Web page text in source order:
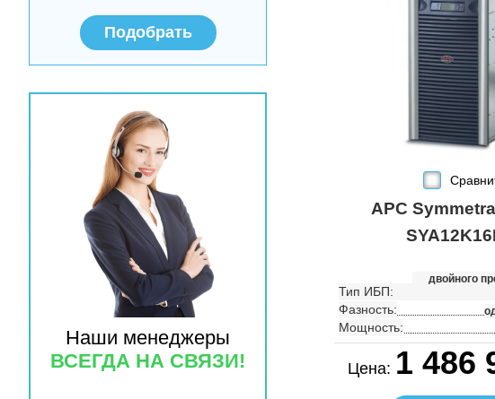
Подобрать
Наши менеджеры
ВСЕГДА НА СВЯЗИ!
APC
Тип ИБП:
двойного
Фазность:
Мощность:
Цена: 1 486